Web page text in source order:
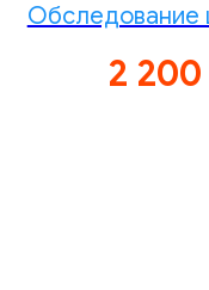
Обследование
2 200